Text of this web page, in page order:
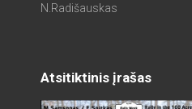
N.Radišauskas
Atsitiktinis įrašas